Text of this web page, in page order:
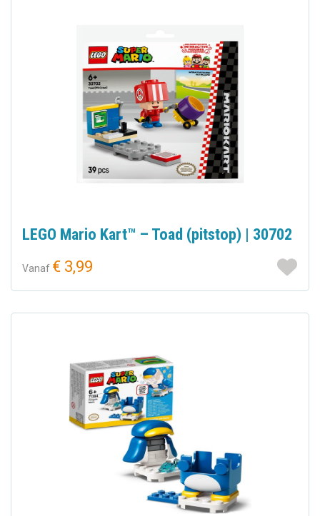
LEGO Mario Kart™ – Toad (pitstop) | 30702
Vanaf € 3,99